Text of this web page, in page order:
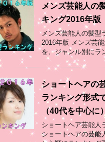
メンズ芸能人の
キング2016年版
メンズ芸能人の髪型
2016年版 メンズ芸
を、ジャンル別にラ
ショートヘアの
ランキング形式
（40代を中心に）
ショートヘア芸能人
ショートヘアの芸能